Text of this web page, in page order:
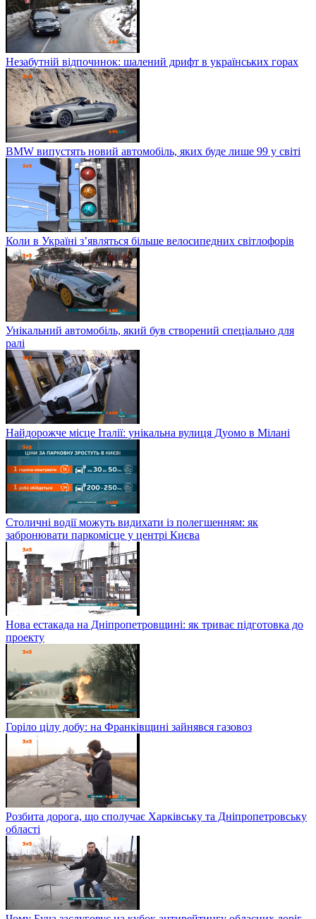
Незабутній відпочинок: шалений дрифт в українських горах
BMW випустять новий автомобіль, яких буде лише 99 у світі
Коли в Україні з’являться більше велосипедних світлофорів
Унікальний автомобіль, який був створений спеціально для
ралі
Найдорожче місце Італії: унікальна вулиця Дуомо в Мілані
Столичні водії можуть видихати із полегшенням: як
забронювати паркомісце у центрі Києва
Нова естакада на Дніпропетровщині: як триває підготовка до
проекту
Горіло цілу добу: на Франківщині зайнявся газовоз
Розбита дорога, що сполучає Харківську та Дніпропетровську
області